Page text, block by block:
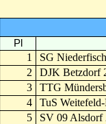
Pl
1
SG
2
DJK Betzdorf
3
TTG
4
TuS
5
SV 09 Alsdorf